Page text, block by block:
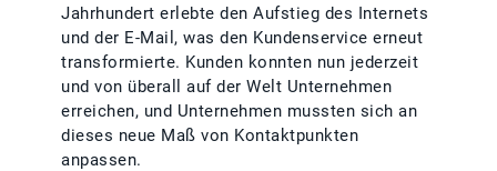
Jahrhundert erlebte den Aufstieg des Internets
und der E-Mail, was den Kundenservice erneut
transformierte. Kunden konnten nun jederzeit
und von überall auf der Welt Unternehmen
erreichen, und Unternehmen mussten sich an
dieses neue Maß von Kontaktpunkten
anpassen.